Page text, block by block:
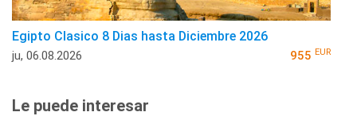
Egipto Clasico 8 Dias hasta Diciembre 2026
ju, 06.08.2026 955 EUR
Le puede interesar